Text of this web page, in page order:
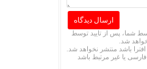
شما، پس از تایید توسط
شد.
باشد منتشر نخواهد شد.
فارسی یا غیر مرتبط باشد